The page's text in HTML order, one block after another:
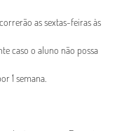
as sextas-feiras às
caso o aluno não possa
1 semana.